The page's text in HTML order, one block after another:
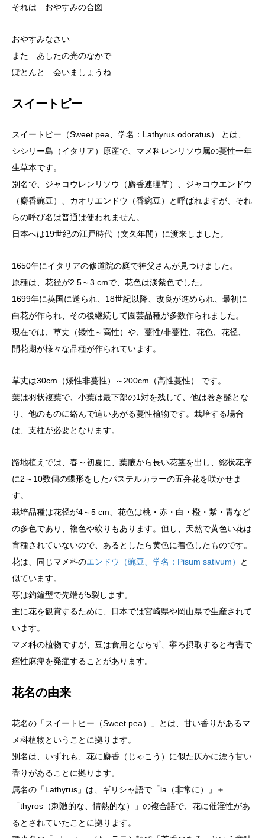
それは おやすみの合図
おやすみなさい
また あしたの光のなかで
ぽとんと 会いましょうね
スイートピー
スイートピー（Sweet pea、学名：Lathyrus odoratus） とは、
シシリー島（イタリア）原産で、マメ科レンリソウ属の蔓性一年
生草本です。
別名で、ジャコウレンリソウ（麝香連理草）、ジャコウエンドウ
（麝香豌豆）、カオリエンドウ（香豌豆）と呼ばれますが、それ
らの呼び名は普通は使われません。
日本へは19世紀の江戸時代（文久年間）に渡来しました。
1650年にイタリアの修道院の庭で神父さんが見つけました。
原種は、花径が2.5～3 cmで、花色は淡紫色でした。
1699年に英国に送られ、18世紀以降、改良が進められ、最初に
白花が作られ、その後継続して園芸品種が多数作られました。
現在では、草丈（矮性～高性）や、蔓性/非蔓性、花色、花径、
開花期が様々な品種が作られています。
草丈は30cm（矮性非蔓性）～200cm（高性蔓性） です。
葉は羽状複葉で、小葉は最下部の1対を残して、他は巻き髭とな
り、他のものに絡んで這いあがる蔓性植物です。栽培する場合
は、支柱が必要となります。
路地植えでは、春～初夏に、葉腋から長い花茎を出し、総状花序
に2～10数個の蝶形をしたパステルカラーの五弁花を咲かせま
す。
栽培品種は花径が4～5 cm、花色は桃・赤・白・橙・紫・青など
の多色であり、複色や絞りもあります。但し、天然で黄色い花は
育種されていないので、あるとしたら黄色に着色したものです。
花は、同じマメ科のエンドウ（豌豆、学名：Pisum sativum）
と
似ています。
萼は釣鐘型で先端が5裂します。
主に花を観賞するために、日本では宮崎県や岡山県で生産されて
います。
マメ科の植物ですが、豆は食用とならず、寧ろ摂取すると有害で
痙性麻痺を発症することがあります。
花名の由来
花名の「スイートピー（Sweet pea）」とは、甘い香りがあるマ
メ科植物ということに拠ります。
別名は、いずれも、花に麝香（じゃこう）に似た仄かに漂う甘い
香りがあることに拠ります。
属名の「Lathyrus」は、ギリシャ語で「la（非常に）」＋
「thyros（刺激的な、情熱的な）」の複合語で、花に催淫性があ
るとされていたことに拠ります。